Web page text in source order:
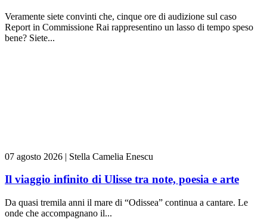
Veramente siete convinti che, cinque ore di audizione sul caso
Report in Commissione Rai rappresentino un lasso di tempo speso
bene? Siete...
07 agosto 2026 | Stella Camelia Enescu
Il viaggio infinito di Ulisse tra note, poesia e arte
Da quasi tremila anni il mare di “Odissea” continua a cantare. Le
onde che accompagnano il...